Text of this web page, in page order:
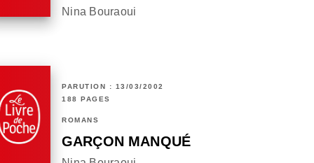
Nina Bouraoui
PARUTION : 13/03/2002
188 PAGES
ROMANS
GARÇON MANQUÉ